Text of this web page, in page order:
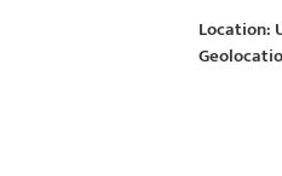
Location: